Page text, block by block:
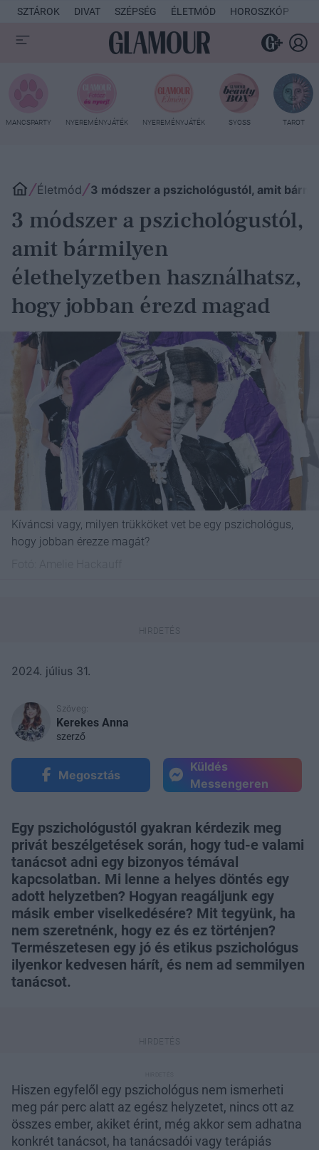
SZTÁROK DIVAT SZÉPSÉG ÉLETMÓD HOROSZKÓP
MANCSPARTY NYEREMÉNYJÁTÉK NYEREMÉNYJÁTÉK SYOSS TAROT
Életmód 3 módszer a pszichológustól, amit
3 módszer a pszichológustól,
amit bármilyen
élethelyzetben használhatsz,
hogy jobban érezd magad
Kíváncsi vagy, milyen trükköket vet be egy pszichológus,
hogy jobban érezze magát?
2024. július 31.
Szöveg:
Kerekes Anna
szerző
Megosztás
Küldés
Messengeren
Egy pszichológustól gyakran kérdezik meg
privát beszélgetések során, hogy tud-e valami
tanácsot adni egy bizonyos témával
kapcsolatban. Mi lenne a helyes döntés egy
adott helyzetben? Hogyan reagáljunk egy
másik ember viselkedésére? Mit tegyünk, ha
nem szeretnénk, hogy ez és ez történjen?
Természetesen egy jó és etikus pszichológus
ilyenkor kedvesen hárít, és nem ad semmilyen
tanácsot.
Hiszen egyfelől egy pszichológus nem ismerheti
meg pár perc alatt az egész helyzetet, nincs ott az
összes ember, akiket érint, még akkor sem adhatna
konkrét tanácsot, ha tanácsadói vagy terápiás